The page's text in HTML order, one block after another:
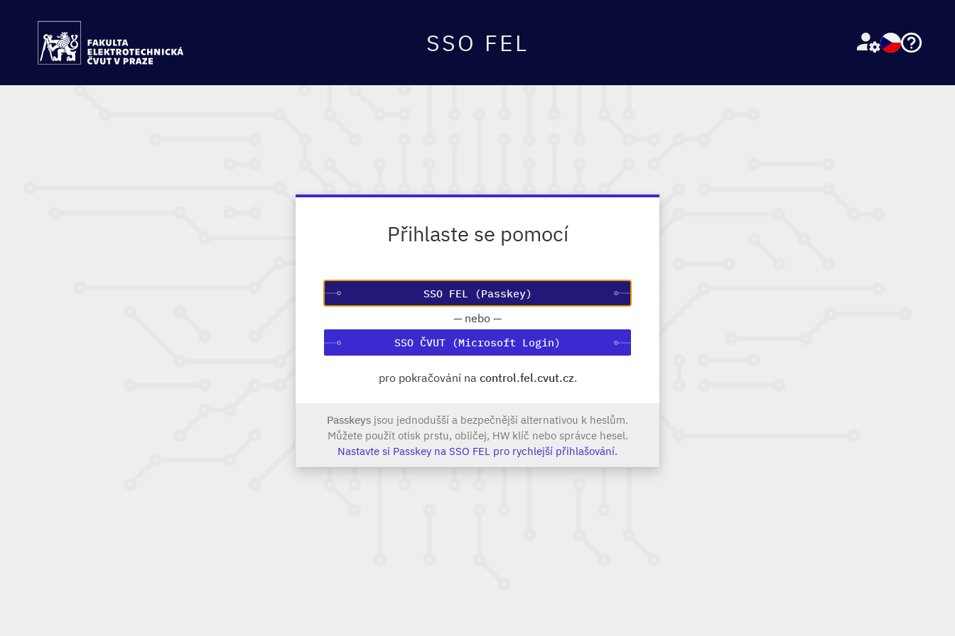
SSO FEL
Přihlaste se pomocí
— nebo —
SSO ČVUT (Microsoft Login)
pro pokračování na control.fel.cvut.cz.
Passkeys jsou jednodušší a bezpečnější alternativou k heslům.
Můžete použít otisk prstu, obličej, HW klíč nebo správce hesel.
Nastavte si Passkey na SSO FEL pro rychlejší přihlašování.